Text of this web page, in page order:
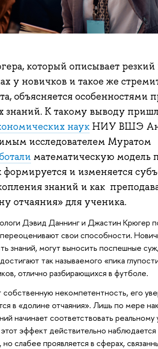
который описывает резкий
у новичков и такое же
объясняется особенностями
знаний. К такому выводу
наукНИУ ВШЭ
исследователем Муратом
математическую модель
формируется и изменяется
знаний и как
отчаяния» для ученика.
Дэвид Даннинг и Джастин Крюгер
свои способности.
знаний, могут выносить поспешные
так называемого «пика
отлично разбирающихся в футболе.
некомпетентность, его
в «долине отчаяния». Лишь по мере
начинает соответствовать реальному
эффект действительно наблюдается
слабее проявляется в сферах,